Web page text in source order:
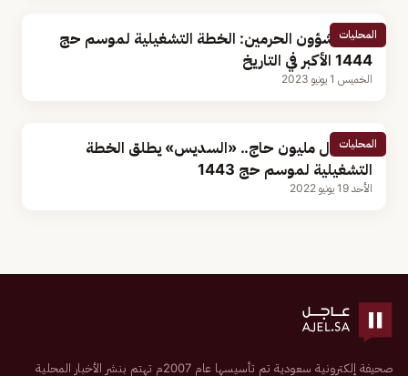
المحليات
رئيس شؤون الحرمين: الخطة التشغيلية لموسم حج
1444 الأكبر في التاريخ
الخميس 1 يونيو 2023
المحليات
لاستقبال مليون حاج.. «السديس» يطلق الخطة
التشغيلية لموسم حج 1443
الأحد 19 يونيو 2022
صحيفة إلكترونية سعودية تم تأسيسها عام 2007م تهتم بنشر الأخبار المحلية